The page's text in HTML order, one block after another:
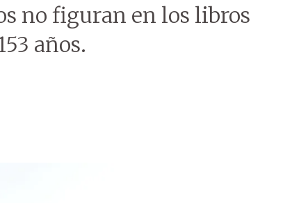
no figuran en los libros
años.